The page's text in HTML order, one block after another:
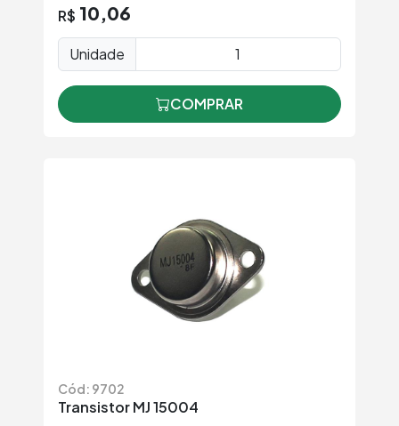
R$ 10,06
Unidade
COMPRAR
Cód: 9702
Transistor MJ 15004